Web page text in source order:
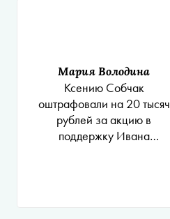
Мария Володина
Ксению Собчак
оштрафовали на 20 тысяч
рублей за акцию в
поддержку Ивана